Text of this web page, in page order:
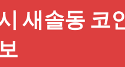
새솔동 코